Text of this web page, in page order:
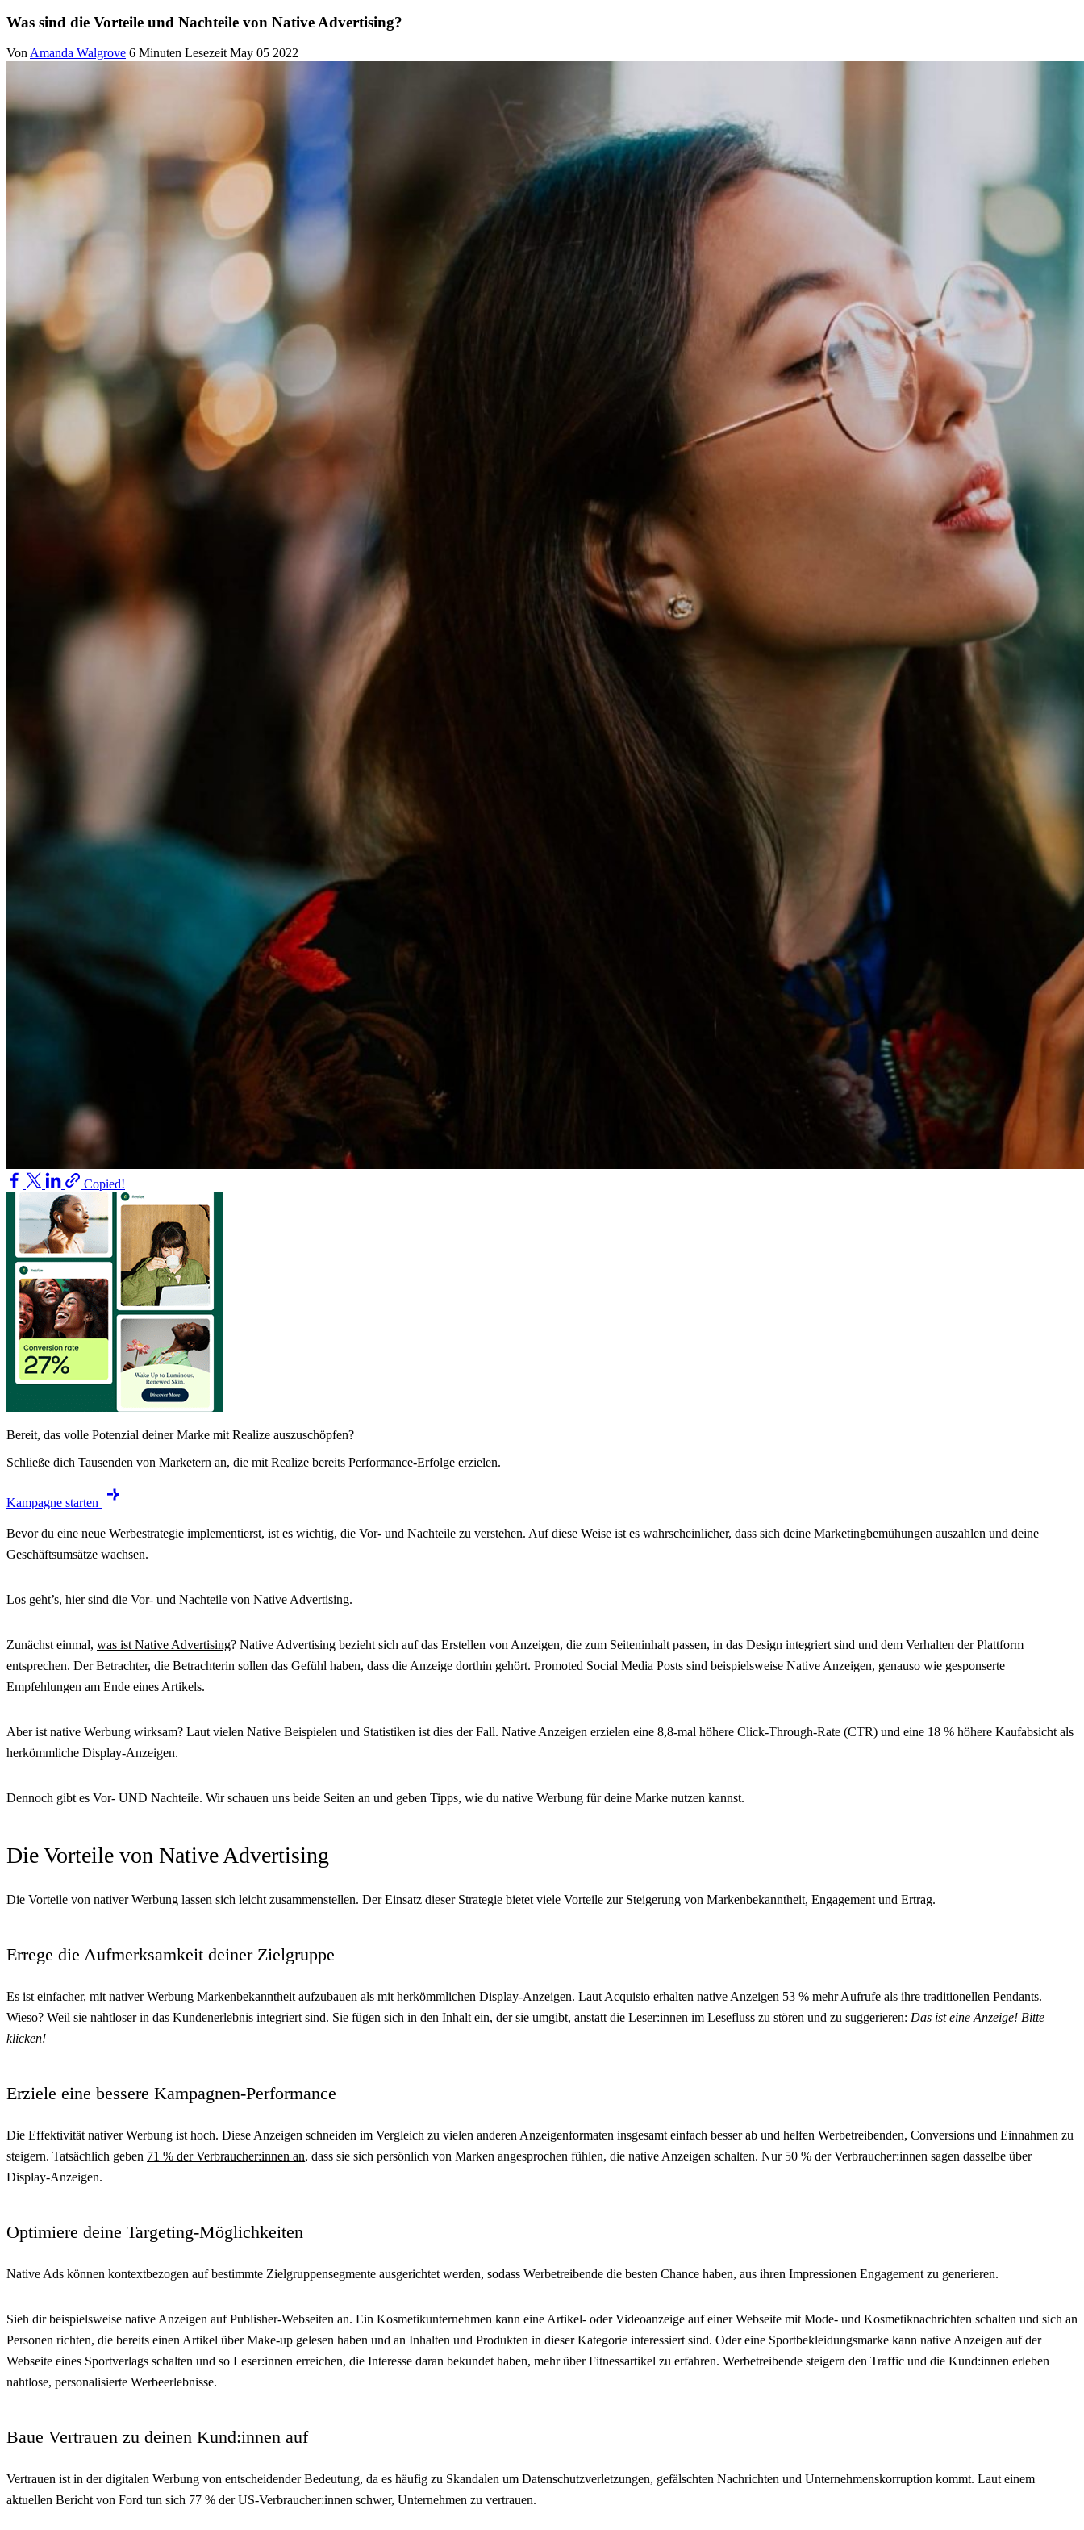
Was sind die Vorteile und Nachteile von Native Advertising?
VonAmanda Walgrove 6 Minuten Lesezeit May 05 2022
Copied!
Bereit, das volle Potenzial deiner Marke mit Realize auszuschöpfen?
Schließe dich Tausenden von Marketern an, die mit Realize bereits Performance-Erfolge erzielen.
Kampagne starten
Bevor du eine neue Werbestrategie implementierst, ist es wichtig, die Vor- und Nachteile zu verstehen. Auf diese Weise ist es wahrscheinlicher, dass sich deine Marketingbemühungen auszahlen und deine
Geschäftsumsätze wachsen.
Los geht’s, hier sind die Vor- und Nachteile von Native Advertising.
Zunächst einmal, was ist Native Advertising? Native Advertising bezieht sich auf das Erstellen von Anzeigen, die zum Seiteninhalt passen, in das Design integriert sind und dem Verhalten der Plattform
entsprechen. Der Betrachter, die Betrachterin sollen das Gefühl haben, dass die Anzeige dorthin gehört. Promoted Social Media Posts sind beispielsweise Native Anzeigen, genauso wie gesponserte
Empfehlungen am Ende eines Artikels.
Aber ist native Werbung wirksam? Laut vielen Native Beispielen und Statistiken ist dies der Fall. Native Anzeigen erzielen eine 8,8-mal höhere Click-Through-Rate (CTR) und eine 18 % höhere Kaufabsicht als
herkömmliche Display-Anzeigen.
Dennoch gibt es Vor- UND Nachteile. Wir schauen uns beide Seiten an und geben Tipps, wie du native Werbung für deine Marke nutzen kannst.
Die Vorteile von Native Advertising
Die Vorteile von nativer Werbung lassen sich leicht zusammenstellen. Der Einsatz dieser Strategie bietet viele Vorteile zur Steigerung von Markenbekanntheit, Engagement und Ertrag.
Errege die Aufmerksamkeit deiner Zielgruppe
Es ist einfacher, mit nativer Werbung Markenbekanntheit aufzubauen als mit herkömmlichen Display-Anzeigen. Laut Acquisio erhalten native Anzeigen 53 % mehr Aufrufe als ihre traditionellen Pendants.
Wieso? Weil sie nahtloser in das Kundenerlebnis integriert sind. Sie fügen sich in den Inhalt ein, der sie umgibt, anstatt die Leser:innen im Lesefluss zu stören und zu suggerieren: Das ist eine Anzeige! Bitte
klicken!
Erziele eine bessere Kampagnen-Performance
Die Effektivität nativer Werbung ist hoch. Diese Anzeigen schneiden im Vergleich zu vielen anderen Anzeigenformaten insgesamt einfach besser ab und helfen Werbetreibenden, Conversions und Einnahmen zu
steigern. Tatsächlich geben 71 % der Verbraucher:innen an, dass sie sich persönlich von Marken angesprochen fühlen, die native Anzeigen schalten. Nur 50 % der Verbraucher:innen sagen dasselbe über
Display-Anzeigen.
Optimiere deine Targeting-Möglichkeiten
Native Ads können kontextbezogen auf bestimmte Zielgruppensegmente ausgerichtet werden, sodass Werbetreibende die besten Chance haben, aus ihren Impressionen Engagement zu generieren.
Sieh dir beispielsweise native Anzeigen auf Publisher-Webseiten an. Ein Kosmetikunternehmen kann eine Artikel- oder Videoanzeige auf einer Webseite mit Mode- und Kosmetiknachrichten schalten und sich an
Personen richten, die bereits einen Artikel über Make-up gelesen haben und an Inhalten und Produkten in dieser Kategorie interessiert sind. Oder eine Sportbekleidungsmarke kann native Anzeigen auf der
Webseite eines Sportverlags schalten und so Leser:innen erreichen, die Interesse daran bekundet haben, mehr über Fitnessartikel zu erfahren. Werbetreibende steigern den Traffic und die Kund:innen erleben
nahtlose, personalisierte Werbeerlebnisse.
Baue Vertrauen zu deinen Kund:innen auf
Vertrauen ist in der digitalen Werbung von entscheidender Bedeutung, da es häufig zu Skandalen um Datenschutzverletzungen, gefälschten Nachrichten und Unternehmenskorruption kommt. Laut einem
aktuellen Bericht von Ford tun sich 77 % der US-Verbraucher:innen schwer, Unternehmen zu vertrauen.